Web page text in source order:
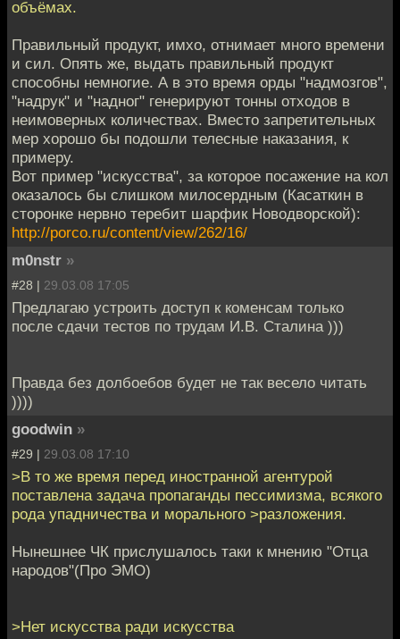
объёмах.
Правильный продукт, имхо, отнимает много времени
и сил. Опять же, выдать правильный продукт
способны немногие. А в это время орды "надмозгов",
"надрук" и "надног" генерируют тонны отходов в
неимоверных количествах. Вместо запретительных
мер хорошо бы подошли телесные наказания, к
примеру.
Вот пример "искусства", за которое посажение на кол
оказалось бы слишком милосердным (Касаткин в
сторонке нервно теребит шарфик Новодворской):
http://porco.ru/content/view/262/16/
m0nstr »
#28 | 29.03.08 17:05
Предлагаю устроить доступ к коменсам только
после сдачи тестов по трудам И.В. Сталина )))
Правда без долбоебов будет не так весело читать
))))
goodwin »
#29 | 29.03.08 17:10
>В то же время перед иностранной агентурой
поставлена задача пропаганды пессимизма, всякого
рода упадничества и морального >разложения.
Нынешнее ЧК прислушалось таки к мнению "Отца
народов"(Про ЭМО)
>Нет искусства ради искусства